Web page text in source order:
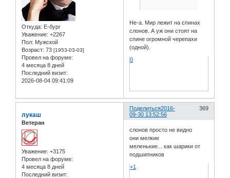
Откуда: Е-бург
Уважение: +2267
Пол: Мужской
Возраст: 73 [1953-03-03]
Провел на форуме:
4 месяца 8 дней
Последний визит:
2026-08-04 09:41:09
Не-а. Мир лежит на спинах
слонов. А уж они стоят на
спине огромной черепахи
(одной).
0
Поделиться 369
2016-
09-30 13:52:56
лукаш
Ветеран
Уважение: +3175
Провел на форуме:
4 месяца 8 дней
Последний визит:
слонов просто не видно
они мелкие
меленькие... как шарики от
подшипников
+1